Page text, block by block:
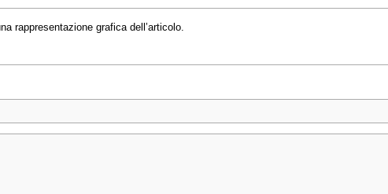
rappresentazione grafica dell’articolo.